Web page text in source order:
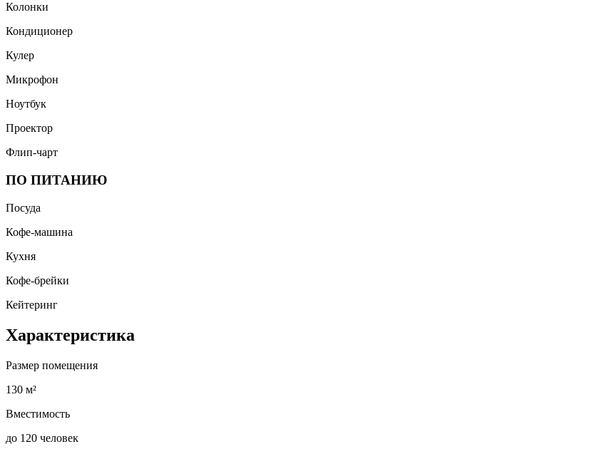
Колонки
Кондиционер
Кулер
Микрофон
Ноутбук
Проектор
Флип-чарт
ПО ПИТАНИЮ
Посуда
Кофе-машина
Кухня
Кофе-брейки
Кейтеринг
Характеристика
Размер помещения
130 м²
Вместимость
до 120 человек